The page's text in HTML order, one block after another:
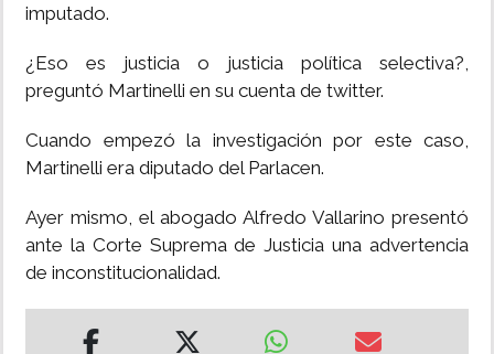
imputado.
¿Eso es justicia o justicia política selectiva?,
preguntó Martinelli en su cuenta de twitter.
Cuando empezó la investigación por este caso,
Martinelli era diputado del Parlacen.
Ayer mismo, el abogado Alfredo Vallarino presentó
ante la Corte Suprema de Justicia una advertencia
de inconstitucionalidad.